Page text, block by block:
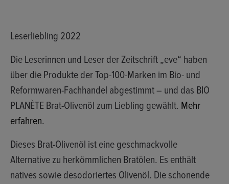
Leserliebling 2022
Die Leserinnen und Leser der Zeitschrift „eve“ haben
über die Produkte der Top-100-Marken im Bio- und
Reformwaren-Fachhandel abgestimmt – und das BIO
PLANÈTE Brat-Olivenöl zum Liebling gewählt. Mehr
erfahren.
Dieses Brat-Olivenöl ist eine geschmackvolle
Alternative zu herkömmlichen Bratölen. Es enthält
natives sowie desodoriertes Olivenöl. Die schonende